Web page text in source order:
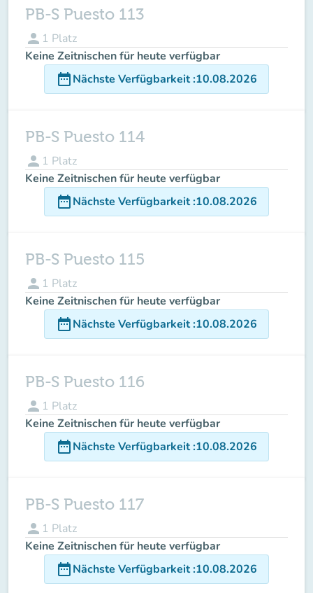
PB-S Puesto 113
person 1 Platz
Keine Zeitnischen für heute verfügbar
date_rangeNächste Verfügbarkeit:10.08.2026
PB-S Puesto 114
person 1 Platz
Keine Zeitnischen für heute verfügbar
date_rangeNächste Verfügbarkeit:10.08.2026
PB-S Puesto 115
person 1 Platz
Keine Zeitnischen für heute verfügbar
date_rangeNächste Verfügbarkeit:10.08.2026
PB-S Puesto 116
person 1 Platz
Keine Zeitnischen für heute verfügbar
date_rangeNächste Verfügbarkeit:10.08.2026
PB-S Puesto 117
person 1 Platz
Keine Zeitnischen für heute verfügbar
date_rangeNächste Verfügbarkeit:10.08.2026